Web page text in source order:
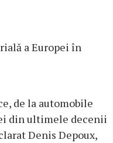
a Europei în
de la automobile
din ultimele decenii
Denis Depoux,